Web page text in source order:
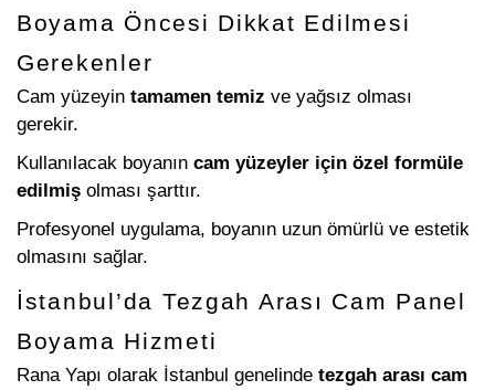
Boyama Öncesi Dikkat Edilmesi
Gerekenler
Cam yüzeyin tamamen temiz ve yağsız olması
gerekir.
Kullanılacak boyanın cam yüzeyler için özel formüle
edilmiş olması şarttır.
Profesyonel uygulama, boyanın uzun ömürlü ve estetik
olmasını sağlar.
İstanbul’da Tezgah Arası Cam Panel
Boyama Hizmeti
Rana Yapı olarak İstanbul genelinde tezgah arası cam